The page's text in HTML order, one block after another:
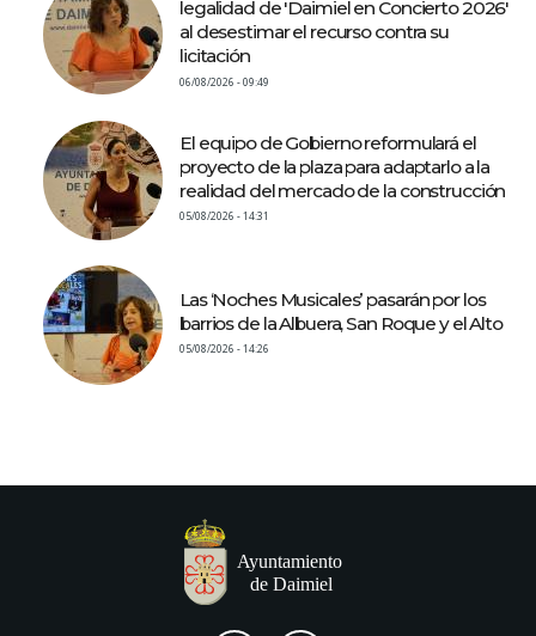
legalidad de 'Daimiel en Concierto 2026'
al desestimar el recurso contra su
licitación
06/08/2026 - 09:49
El equipo de Gobierno reformulará el
proyecto de la plaza para adaptarlo a la
realidad del mercado de la construcción
05/08/2026 - 14:31
Las ‘Noches Musicales’ pasarán por los
barrios de la Albuera, San Roque y el Alto
05/08/2026 - 14:26